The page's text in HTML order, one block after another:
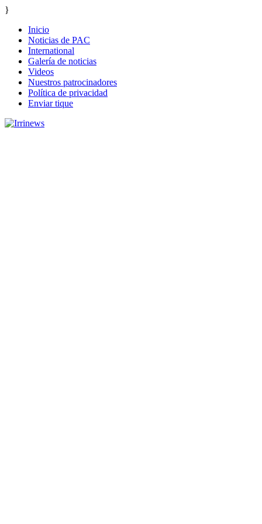
}
Inicio
Noticias de PAC
International
Galería de noticias
Videos
Nuestros patrocinadores
Política de privacidad
Enviar tique